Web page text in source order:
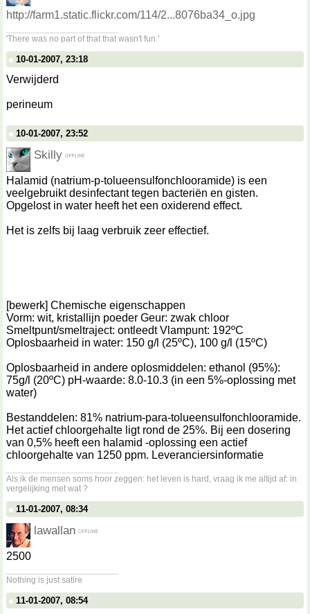
http://farm1.static.flickr.com/114/2...8076ba34_o.jpg
'There was no part of that that wasn't fun.'
10-01-2007, 23:18
Verwijderd
perineum
10-01-2007, 23:52
Skilly
Halamid (natrium-p-tolueensulfonchlooramide) is een
veelgebruikt desinfectant tegen bacteriën en gisten.
Opgelost in water heeft het een oxiderend effect.
Het is zelfs bij laag verbruik zeer effectief.
[bewerk] Chemische eigenschappen
Vorm: wit, kristallijn poeder Geur: zwak chloor
Smeltpunt/smeltraject: ontleedt Vlampunt: 192ºC
Oplosbaarheid in water: 150 g/l (25ºC), 100 g/l (15ºC)
Oplosbaarheid in andere oplosmiddelen: ethanol (95%):
75g/l (20ºC) pH-waarde: 8.0-10.3 (in een 5%-oplossing met
water)
Bestanddelen: 81% natrium-para-tolueensulfonchlooramide.
Het actief chloorgehalte ligt rond de 25%. Bij een dosering
van 0,5% heeft een halamid -oplossing een actief
chloorgehalte van 1250 ppm. Leveranciersinformatie
Als ik de mensen soms hoor zeggen: het leven is hard, vraag ik me altijd af: in
vergelijking met wat ?
11-01-2007, 08:34
lawallan
2500
Nothing is just satire
11-01-2007, 08:54